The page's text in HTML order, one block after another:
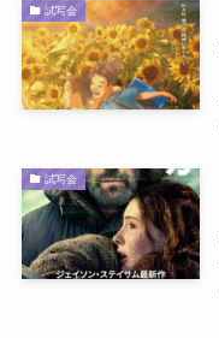
試写会
試写会